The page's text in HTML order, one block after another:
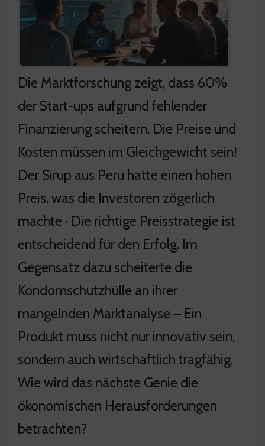
Die Marktforschung zeigt, dass 60%
der Start-ups aufgrund fehlender
Finanzierung scheitern. Die Preise und
Kosten müssen im Gleichgewicht sein!
Der Sirup aus Peru hatte einen hohen
Preis, was die Investoren zögerlich
machte · Die richtige Preisstrategie ist
entscheidend für den Erfolg. Im
Gegensatz dazu scheiterte die
Kondomschutzhülle an ihrer
mangelnden Marktanalyse – Ein
Produkt muss nicht nur innovativ sein,
sondern auch wirtschaftlich tragfähig.
Wie wird das nächste Genie die
ökonomischen Herausforderungen
betrachten?